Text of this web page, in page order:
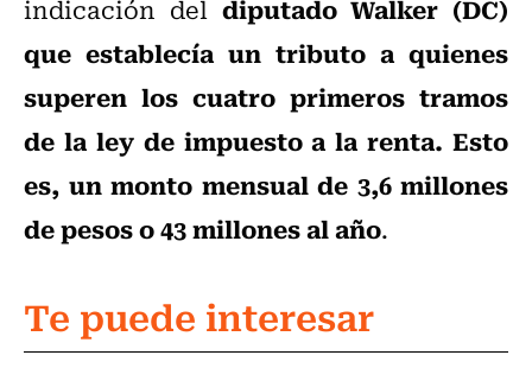
indicación del diputado Walker (DC)
que establecía un tributo a quienes
superen los cuatro primeros tramos
de la ley de impuesto a la renta. Esto
es, un monto mensual de 3,6 millones
de pesos o 43 millones al año.
Te puede interesar